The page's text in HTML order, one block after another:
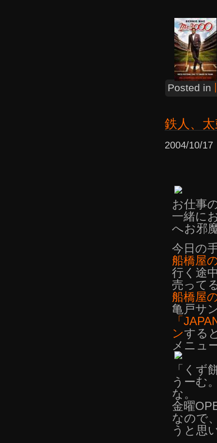
Posted in
鉄人、
2004/10/
お仕事
一緒に
へお邪
今日の
船橋屋
行く途
売って
船橋屋
亀戸サ
「
ンする
メニュ
「くず
うーむ
な。
金曜
なので
うと思